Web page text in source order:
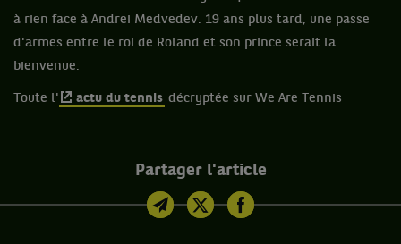
à rien face à Andrei Medvedev. 19 ans plus tard, une passe
d'armes entre le roi de Roland et son prince serait la
bienvenue.
Toute l' actu du tennis décryptée sur We Are Tennis
Partager l'article